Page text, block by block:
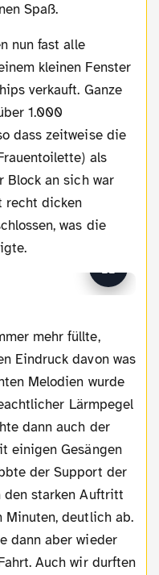
Spaß.
kleinen Fenster
verkauft. Ganze
1.000
dass zeitweise die
als
Block an sich war
recht dicken
was die
Eindruck davon was
Melodien wurde
Lärmpegel
dann auch der
einigen Gesängen
der Support der
den starken Auftritt
Minuten, deutlich ab.
dann aber wieder
Auch wir durften